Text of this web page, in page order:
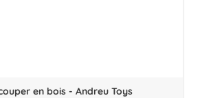
en bois - Andreu Toys